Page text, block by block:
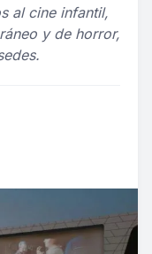
al cine infantil,
y de horror,